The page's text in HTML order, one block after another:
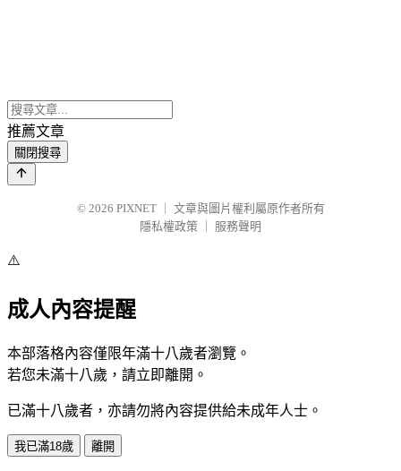
推薦文章
關閉搜尋
© 2026 PIXNET
文章與圖片權利屬原作者所有
隱私權政策
服務聲明
⚠️
成人內容提醒
本部落格內容僅限年滿十八歲者瀏覽。
若您未滿十八歲，請立即離開。
已滿十八歲者，亦請勿將內容提供給未成年人士。
我已滿18歲 離開